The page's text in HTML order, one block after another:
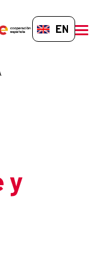
EN-GB
y